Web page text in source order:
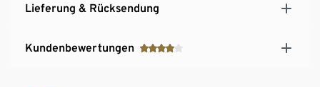
Lieferung & Rücksendung
Kundenbewertungen